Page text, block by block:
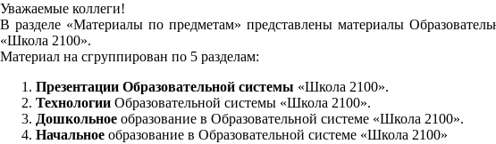
Уважаемые коллеги!
В разделе «Материалы по предметам» представлены материалы
«Школа 2100».
Материал на сгруппирован по 5 разделам:
Презентации Образовательной системы «Школа 2100».
Технологии Образовательной системы «Школа 2100».
Дошкольное образование в Образовательной системе «Школа 2100».
Начальное образование в Образовательной системе «Школа 2100»